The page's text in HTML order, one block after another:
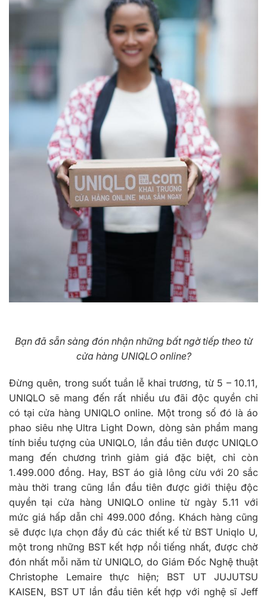
Bạn đã sẵn sàng đón nhận những bất ngờ tiếp theo từ
cửa hàng UNIQLO online?
Đừng quên, trong suốt tuần lễ khai trương, từ 5 – 10.11,
UNIQLO sẽ mang đến rất nhiều ưu đãi độc quyền chỉ
có tại cửa hàng UNIQLO online. Một trong số đó là áo
phao siêu nhẹ Ultra Light Down, dòng sản phẩm mang
tính biểu tượng của UNIQLO, lần đầu tiên được UNIQLO
mang đến chương trình giảm giá đặc biệt, chỉ còn
1.499.000 đồng. Hay, BST áo giả lông cừu với 20 sắc
màu thời trang cũng lần đầu tiên được giới thiệu độc
quyền tại cửa hàng UNIQLO online từ ngày 5.11 với
mức giá hấp dẫn chỉ 499.000 đồng. Khách hàng cũng
sẽ được lựa chọn đầy đủ các thiết kế từ BST Uniqlo U,
một trong những BST kết hợp nổi tiếng nhất, được chờ
đón nhất mỗi năm từ UNIQLO, do Giám Đốc Nghệ thuật
Christophe Lemaire thực hiện; BST UT JUJUTSU
KAISEN, BST UT lần đầu tiên kết hợp với nghệ sĩ Jeff